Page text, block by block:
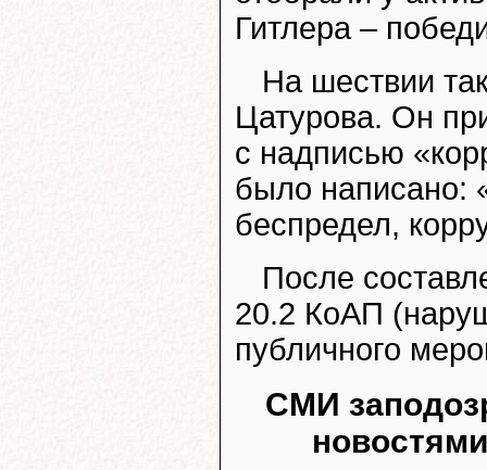
Гитлера –
На шествии
Цатурова. Он
с надписью
было написано:
беспредел,
После
20.2 КоАП
публичного
СМИ